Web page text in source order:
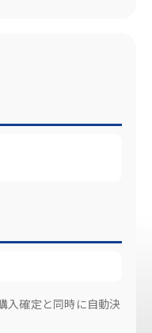
入確定と同時に自動決